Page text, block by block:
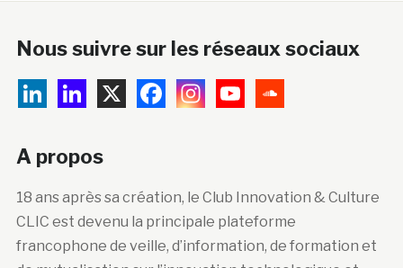
Nous suivre sur les réseaux sociaux
A propos
18 ans après sa création, le Club Innovation & Culture
CLIC est devenu la principale plateforme
francophone de veille, d’information, de formation et